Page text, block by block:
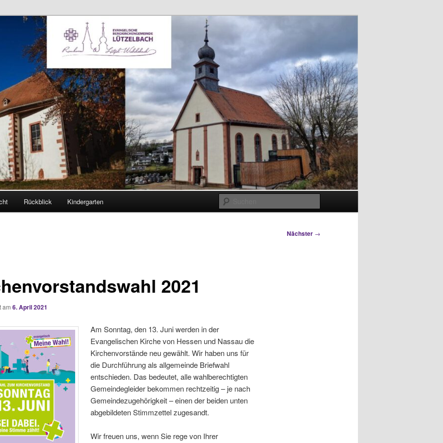
Kirchengemeinden
Rückblick Kindergarten
Nächster →
2021
am 6. April 2021
Am Sonntag, den 13. Juni werden in der
Evangelischen Kirche von Hessen und Nassau die
Kirchenvorstände neu gewählt. Wir haben uns für
die Durchführung als allgemeinde Briefwahl
entschieden. Das bedeutet, alle wahlberechtigten
Gemeindegleider bekommen rechtzeitig – je nach
Gemeindezugehörigkeit – einen der beiden unten
abgebildeten Stimmzettel zugesandt.
Wir freuen uns, wenn Sie rege von Ihrer